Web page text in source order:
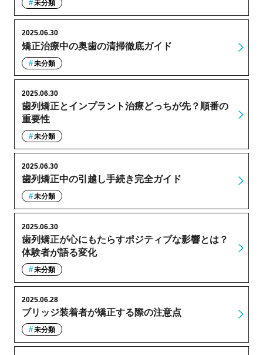
未分類
矯正治療中の奥歯の清掃徹底ガイド
2025.06.30
未分類
歯列矯正とインプラント治療どっちが先？順番の
重要性
2025.06.30
未分類
歯列矯正中の引越し手続き完全ガイド
2025.06.30
未分類
歯列矯正が心にもたらすポジティブな影響とは？
体験者が語る変化
2025.06.30
未分類
ブリッジ装着者が矯正する際の注意点
2025.06.28
未分類